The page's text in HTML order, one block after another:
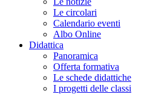
Le circolari
Calendario eventi
Albo Online
Didattica
Panoramica
Offerta formativa
Le schede didattiche
I progetti delle classi